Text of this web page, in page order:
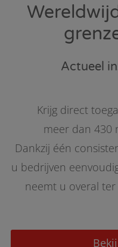
Actueel
Krijg direct
meer dan 430
Dankzij één
u bedrijven
neemt u overal ter